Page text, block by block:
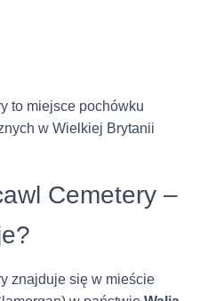
to miejsce pochówku
w Wielkiej Brytanii
Cemetery –
znajduje się w mieście